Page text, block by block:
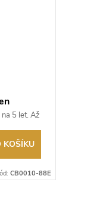
5 let. Až
KOŠÍKU
CB0010-88E